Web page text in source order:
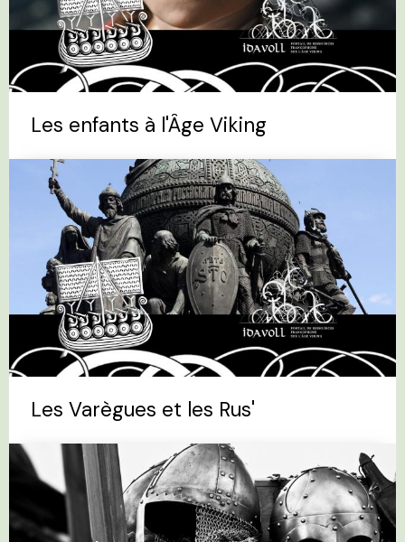
Les enfants à l'Âge Viking
Les Varègues et les Rus'